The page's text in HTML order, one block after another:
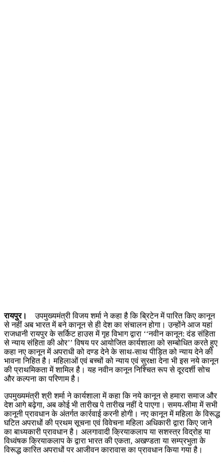
रायपुर।
उपमुख्यमंत्री विजय शर्मा ने कहा है कि ब्रिटेन में पारित किए कानून
से नहीं अब भारत में बने कानून से ही देश का संचालन होगा। उन्होंने आज यहां
राजधानी रायपुर के सर्किट हाउस में गृह विभाग द्वारा ‘‘नवीन कानून: दंड संहिता
से न्याय संहिता की ओर’’ विषय पर आयोजित कार्यशाला को सम्बोधित करते हुए
कहा नए कानून में अपराधी को दण्ड देने के साथ-साथ पीड़ित को न्याय देने की
भावना निहित है। महिलाओं एवं बच्चों को न्याय एवं सुरक्षा देना भी इस नये कानून
की प्राथमिकता में शामिल है। यह नवीन कानून निश्चित रूप से दूरदर्शी सोच
और कल्पना का परिणाम है।
उपमुख्यमंत्री श्री शर्मा ने कार्यशाला में कहा कि नये कानून से हमारा समाज और
देश आगे बढ़ेगा, अब कोई भी तारीख पे तारीख नहीं दे पाएगा। समय-सीमा में सभी
कानूनी प्रावधान के अंतर्गत कार्रवाई करनी होगी। नए कानून में महिला के विरूद्ध
घटित अपराधों की प्रथम सूचना एवं विवेचना महिला अधिकारी द्वारा किए जाने
का बाध्यकारी प्रावधान है। अलगावादी क्रियाकलाप या सशस्त्र विद्रोह या
विध्वंषक क्रियाकलाप के द्वारा भारत की एकता, अखण्डता या सम्प्रभुता के
विरूद्ध कारित अपराधों पर आजीवन कारावास का प्रावधान किया गया है।